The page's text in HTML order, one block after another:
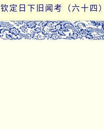
钦定日下旧闻考（六十四）